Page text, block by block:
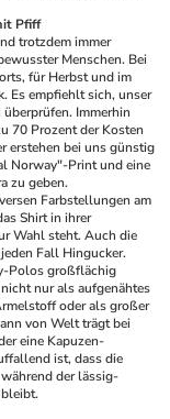
Pfiff
trotzdem immer
Menschen. Bei
für Herbst und im
Es empfiehlt sich, unser
Immerhin
70 Prozent der Kosten
erstehen bei uns günstig
Norway"-Print und eine
zu geben.
Farbstellungen am
Shirt in ihrer
Wahl steht. Auch die
Fall Hingucker.
Polos großflächig
nur als aufgenähtes
oder als großer
von Welt trägt bei
eine Kapuzen-
ist, dass die
der lässig-